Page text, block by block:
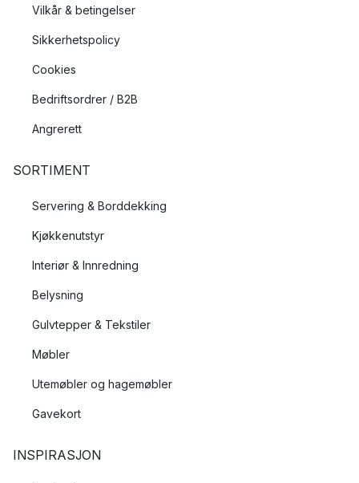
Vilkår & betingelser
Sikkerhetspolicy
Cookies
Bedriftsordrer / B2B
Angrerett
SORTIMENT
Servering & Borddekking
Kjøkkenutstyr
Interiør & Innredning
Belysning
Gulvtepper & Tekstiler
Møbler
Utemøbler og hagemøbler
Gavekort
INSPIRASJON